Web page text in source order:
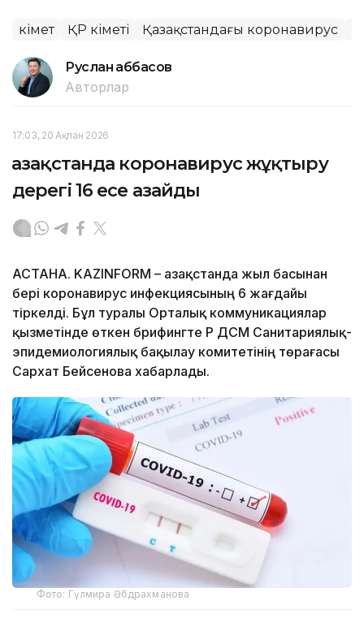
Үкімет ҚР Үкіметі Қазақстандағы коронавирус
Руслан Ғаббасов
Авторлар
17:03, 20 Ақпан 2026
Қазақстанда коронавирус жұқтыру
дерегі 16 есе азайды
АСТАНА. KAZINFORM – Қазақстанда жыл басынан
бері коронавирус инфекциясының 6 жағдайы
тіркелді. Бұл туралы Орталық коммуникациялар
қызметінде өткен брифингте ҚР ДСМ Санитариялық-
эпидемиологиялық бақылау комитетінің төрағасы
Сархат Бейсенова хабарлады.
Фото: Гүлмира Әбдрахманова